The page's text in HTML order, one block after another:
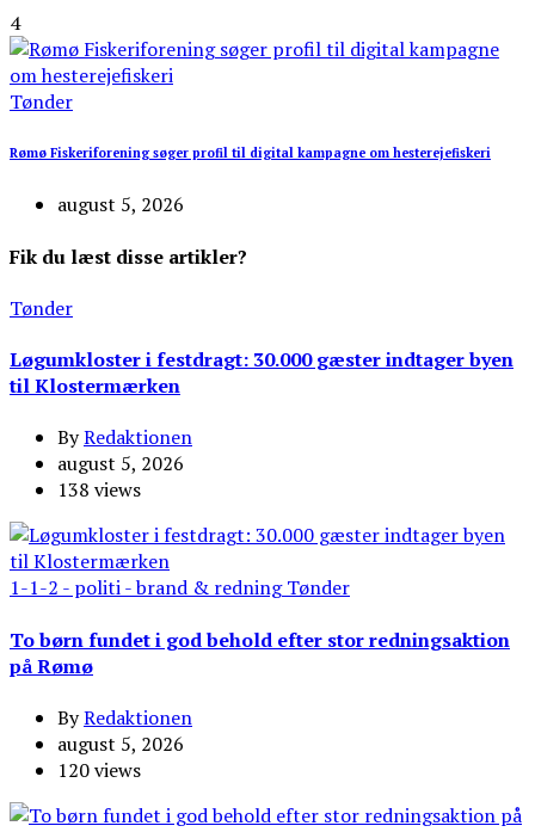
4
Tønder
Rømø Fiskeriforening søger profil til digital kampagne om hesterejefiskeri
august 5, 2026
Fik du læst disse artikler?
Tønder
Løgumkloster i festdragt: 30.000 gæster indtager byen
til Klostermærken
ByRedaktionen
august 5, 2026
138 views
1-1-2 - politi - brand & redningTønder
To børn fundet i god behold efter stor redningsaktion
på Rømø
ByRedaktionen
august 5, 2026
120 views